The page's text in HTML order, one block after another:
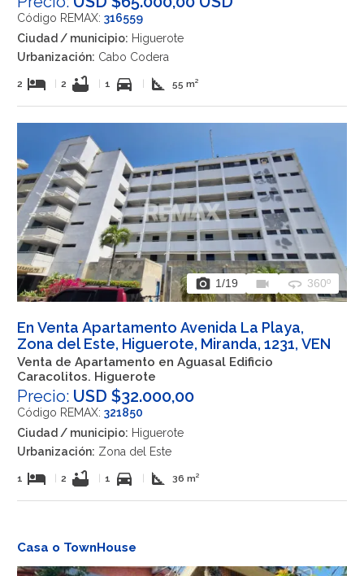
Código REMAX: 316559
Ciudad / municipio: Higuerote
Urbanización: Cabo Codera
2 hotel 2 bathtub 1 directions_car square_foot 55 m²
photo_camera 1/19 videocam 360 360º
En Venta Apartamento Avenida La Playa,
Zona del Este, Higuerote, Miranda, 1231, VEN
Venta de Apartamento en Aguasal Edificio
Caracolitos. Higuerote
Precio: USD $32.000,00
Código REMAX: 321850
Ciudad / municipio: Higuerote
Urbanización: Zona del Este
1 hotel 2 bathtub 1 directions_car square_foot 36 m²
Casa o TownHouse